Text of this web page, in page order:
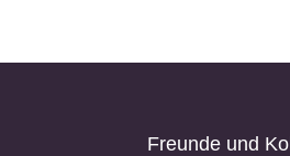
Freunde und